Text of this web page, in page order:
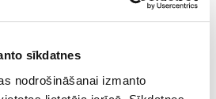
sīkdatnes
nodrošināšanai izmanto
klātienē apmeklēt
(EdTech) demonstrāciju
lai atvērto durvju nedēļas
iespējām izmēģināt klases
tehnoloģijas.